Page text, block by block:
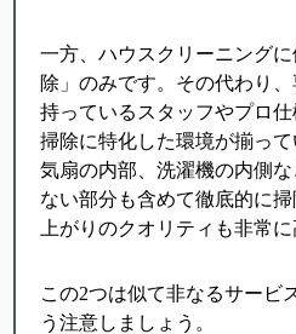
一方、ハウスクリーニング
除」のみです。その代わり
持っているスタッフやプロ仕
掃除に特化した環境が揃っ
気扇の内部、洗濯機の内側
ない部分も含めて徹底的に
上がりのクオリティも非常に
この2つは似て非なるサービ
う注意しましょう。